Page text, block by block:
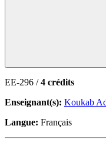
EE-296 /4 crédits
Enseignant(s): Koukab
Langue: Français